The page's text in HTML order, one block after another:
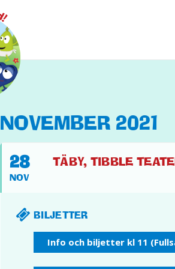
NOVEMBER 2021
28
NOV
TÄBY, TIBBLE
BILJETTER
Info och biljetter kl 11